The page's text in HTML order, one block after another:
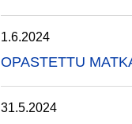
1.6.2024
OPASTETTU
31.5.2024